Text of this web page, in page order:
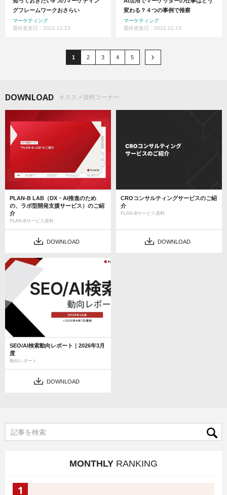
グフレームワークおさらい
マーケティング
最終更新日：2022.12.23
変わる？４つの事例で推察
マーケティング
最終更新日：2022.12.23
1 2 3 4 5
DOWNLOAD オススメ資料コーナー
PLAN-B LAB（DX・AI推進のため
の、ラボ型開発支援サービス）のご紹
介
PLAN-Bサービス資料
DOWNLOAD
CROコンサルティングサービスのご紹
介
PLAN-Bサービス資料
DOWNLOAD
SEO/AI検索動向レポート｜2026年3月
度
動向レポート
DOWNLOAD
MONTHLY RANKING